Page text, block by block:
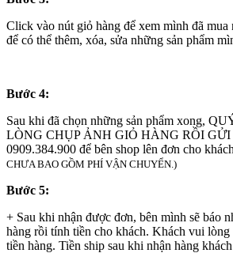
Click vào nút giỏ hàng để xem mình đã mua
để có thể thêm, xóa, sửa những sản phẩm
Bước 4:
Sau khi đã chọn những sản phẩm xong,
LÒNG CHỤP ẢNH GIỎ HÀNG RỒI
0909.384.900 để bên shop lên đơn cho
CHƯA BAO GỒM PHÍ VẬN CHUYỂN.)
Bước 5:
+ Sau khi nhận được đơn, bên mình sẽ báo
hàng rồi tính tiền cho khách. Khách vui
tiền hàng. Tiền ship sau khi nhận hàng